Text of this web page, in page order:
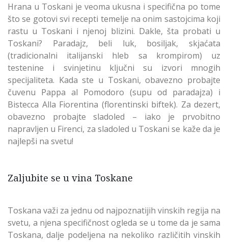
Hrana u Toskani je veoma ukusna i specifična po tome
što se gotovi svi recepti temelje na onim sastojcima koji
rastu u Toskani i njenoj blizini. Dakle, šta probati u
Toskani? Paradajz, beli luk, bosiljak, skjaćata
(tradicionalni italijanski hleb sa krompirom) uz
testenine i svinjetinu ključni su izvori mnogih
specijaliteta. Kada ste u Toskani, obavezno probajte
čuvenu Pappa al Pomodoro (supu od paradajza) i
Bistecca Alla Fiorentina (florentinski biftek). Za dezert,
obavezno probajte sladoled – iako je prvobitno
napravljen u Firenci, za sladoled u Toskani se kaže da je
najlepši na svetu!
Zaljubite se u vina Toskane
Toskana važi za jednu od najpoznatijih vinskih regija na
svetu, a njena specifičnost ogleda se u tome da je sama
Toskana, dalje podeljena na nekoliko različitih vinskih